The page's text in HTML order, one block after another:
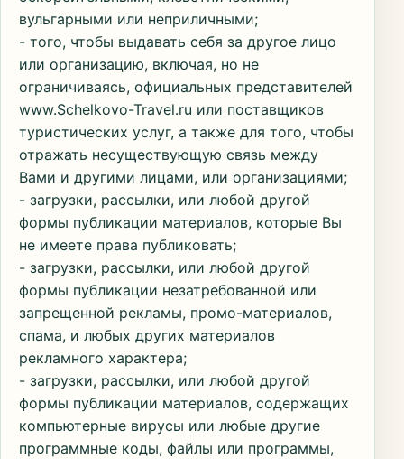
вульгарными или неприличными;
- того, чтобы выдавать себя за другое лицо
или организацию, включая, но не
ограничиваясь, официальных представителей
www.Schelkovo-Travel.ru или поставщиков
туристических услуг, а также для того, чтобы
отражать несуществующую связь между
Вами и другими лицами, или организациями;
- загрузки, рассылки, или любой другой
формы публикации материалов, которые Вы
не имеете права публиковать;
- загрузки, рассылки, или любой другой
формы публикации незатребованной или
запрещенной рекламы, промо-материалов,
спама, и любых других материалов
рекламного характера;
- загрузки, рассылки, или любой другой
формы публикации материалов, содержащих
компьютерные вирусы или любые другие
программные коды, файлы или программы,